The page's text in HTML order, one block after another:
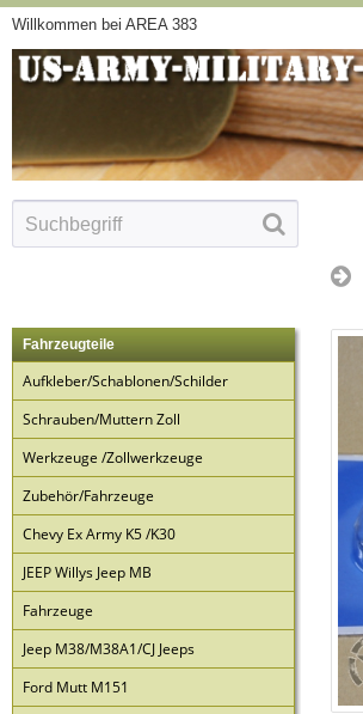
Willkommen bei AREA 383
Fahrzeugteile
Aufkleber/Schablonen/Schilder
Schrauben/Muttern Zoll
Werkzeuge /Zollwerkzeuge
Zubehör/Fahrzeuge
Chevy Ex Army K5 /K30
JEEP Willys Jeep MB
Fahrzeuge
Jeep M38/M38A1/CJ Jeeps
Ford Mutt M151